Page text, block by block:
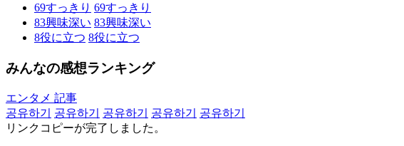
69すっきり 69すっきり
83興味深い 83興味深い
8役に立つ 8役に立つ
みんなの感想ランキング
エンタメ 記事
공유하기
공유하기 공유하기 공유하기
공유하기
リンクコピーが完了しました。